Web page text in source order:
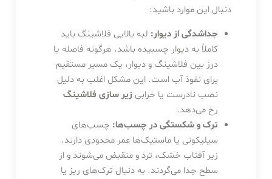
دنبال این موارد باشید:
جداشدگی از دیوار: لبه بالایی فلاشینگ باید
کاملاً به دیوار چسبیده باشد. هرگونه فاصله یا
درز بین فلاشینگ و دیوار، یک مسیر مستقیم
برای نفوذ آب است. این مشکل اغلب به دلیل
نصب نادرست یا خرابی زیر سازی فلاشینگ
رخ می‌دهد.
ترک و شکستگی در چسب‌ها: چسب‌های
سیلیکونی یا ماستیک‌ها عمر محدودی دارند.
زیر آفتاب خشک، ترد و منقبض می‌شوند و از
سطح جدا می‌گردند. به دنبال ترک‌های ریز یا